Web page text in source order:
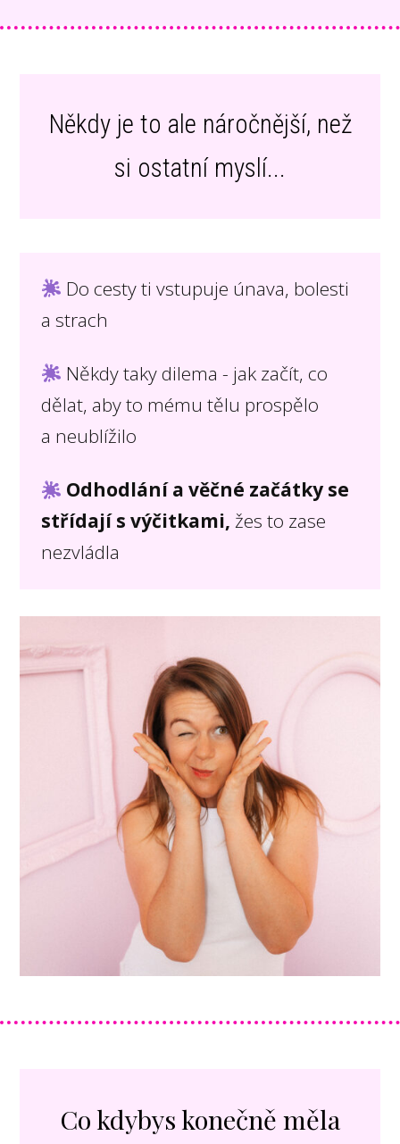
Někdy je to ale náročnější, než
si ostatní myslí...
Do cesty ti vstupuje únava, bolesti
a strach
Někdy taky dilema - jak začít, co
dělat, aby to mému tělu prospělo
a neublížilo
Odhodlání a věčné začátky se
střídají s výčitkami, žes to zase
nezvládla
Co kdybys konečně měla